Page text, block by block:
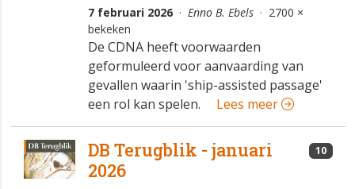
7 februari 2026· Enno B. Ebels· 2700 ×
bekeken
De CDNA heeft voorwaarden
geformuleerd voor aanvaarding van
gevallen waarin 'ship-assisted passage'
een rol kan spelen.
Lees meer
DB Terugblik - januari
2026
10